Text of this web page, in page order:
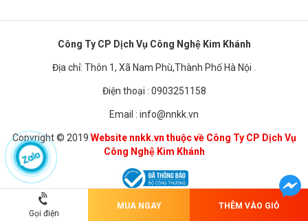
Gọi điện
MUA NGAY THÊM VÀO GIỎ
Công Ty CP Dịch Vụ Công Nghệ Kim Khánh
Địa chỉ: Thôn 1, Xã Nam Phù,Thành Phố Hà Nội .
Điện thoại : 0903251158
Email : info@nnkk.vn
Copyright © 2019 Website nnkk.vn thuộc về Công Ty CP Dịch Vụ
Công Nghệ Kim Khánh
Chuyển sang phiên bản dành cho PC